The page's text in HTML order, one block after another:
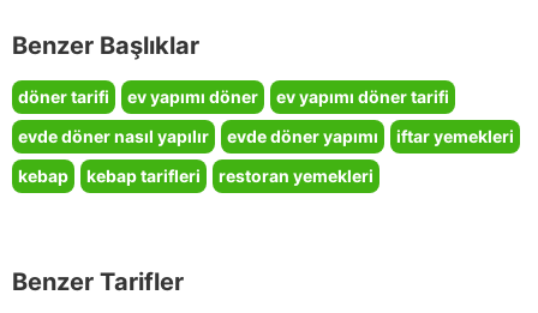
Benzer Başlıklar
döner tarifi ev yapımı döner
ev yapımı döner tarifi
evde döner nasıl yapılır
evde döner yapımı
iftar yemekleri
kebap
kebap tarifleri restoran yemekleri
Benzer Tarifler